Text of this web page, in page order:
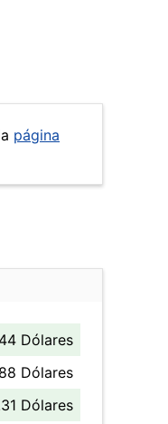
página
Dólares
Dólares
Dólares